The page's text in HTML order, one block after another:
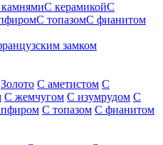
С керамикойС
С топазомС фианитом
замком
Золото С аметистом С
С жемчугом С изумрудом С
С топазом С фианитом